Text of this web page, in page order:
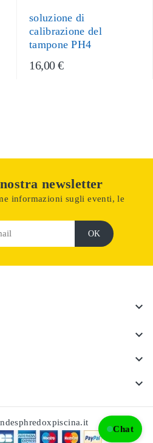
soluzione di
calibrazione del
tampone PH4
16,00 €
newsletter
informazioni sugli eventi, le




Chat